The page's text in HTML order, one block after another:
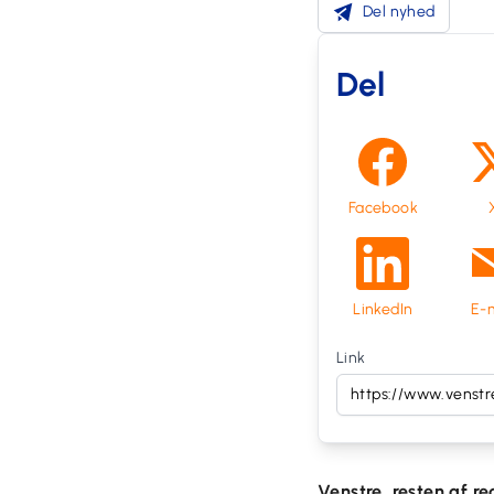
Del nyhed
Del
Facebook
LinkedIn E-
Link